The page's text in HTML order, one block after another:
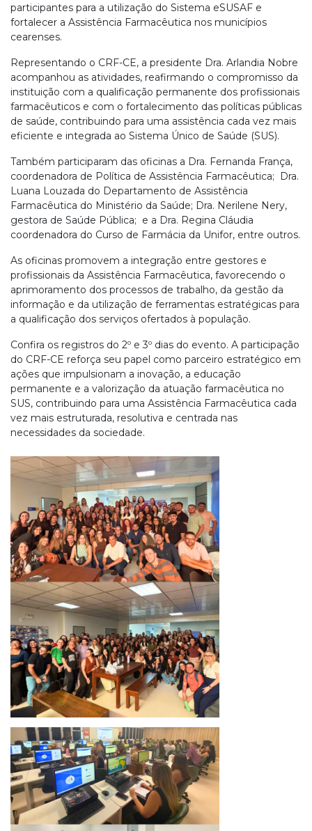
participantes para a utilização do Sistema eSUSAF e
fortalecer a Assistência Farmacêutica nos municípios
cearenses.
Representando o CRF-CE, a presidente Dra. Arlandia Nobre
acompanhou as atividades, reafirmando o compromisso da
instituição com a qualificação permanente dos profissionais
farmacêuticos e com o fortalecimento das políticas públicas
de saúde, contribuindo para uma assistência cada vez mais
eficiente e integrada ao Sistema Único de Saúde (SUS).
Também participaram das oficinas a Dra. Fernanda França,
coordenadora de Política de Assistência Farmacêutica; Dra.
Luana Louzada do Departamento de Assistência
Farmacêutica do Ministério da Saúde; Dra. Nerilene Nery,
gestora de Saúde Pública; e a Dra. Regina Cláudia
coordenadora do Curso de Farmácia da Unifor, entre outros.
As oficinas promovem a integração entre gestores e
profissionais da Assistência Farmacêutica, favorecendo o
aprimoramento dos processos de trabalho, da gestão da
informação e da utilização de ferramentas estratégicas para
a qualificação dos serviços ofertados à população.
Confira os registros do 2º e 3º dias do evento. A participação
do CRF-CE reforça seu papel como parceiro estratégico em
ações que impulsionam a inovação, a educação
permanente e a valorização da atuação farmacêutica no
SUS, contribuindo para uma Assistência Farmacêutica cada
vez mais estruturada, resolutiva e centrada nas
necessidades da sociedade.